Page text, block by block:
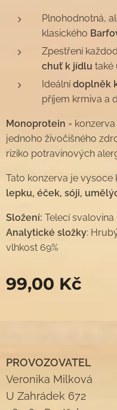
Plnohodnotná,
klasického
Zpestření
chuť k jídlu také
Ideálnídoplněk
příjem krmiva a
Monoprotein =
jednoho živočišného
riziko potravinových
Tato konzerva je vysoce
lepku, éček, sóji,
Složení: Telecí svalovina
Analytické složky:
vlhkost 69%
99,00 Kč
PROVOZOVATEL
Veronika Milková
U Zahrádek 672